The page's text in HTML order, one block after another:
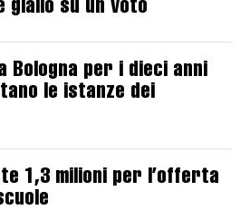
giallo su un voto
Bologna per i dieci anni
le istanze dei
1,3 milioni per l’offerta